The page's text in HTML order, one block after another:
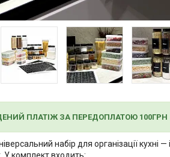
ПЛАТІЖ ЗА ПЕРЕДОПЛАТОЮ 100ГРН
набір для організації